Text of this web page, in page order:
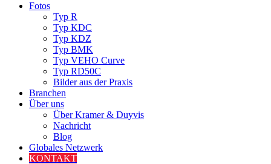
Fotos
Typ R
Typ KDC
Typ KDZ
Typ BMK
Typ VEHO Curve
Typ RD50C
Bilder aus der Praxis
Branchen
Über uns
Über Kramer & Duyvis
Nachricht
Blog
Globales Netzwerk
KONTAKT